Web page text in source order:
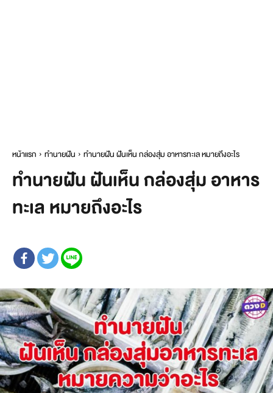
หน้าแรก ทำนายฝัน ทำนายฝัน ฝันเห็น กล่องสุ่ม อาหารทะเล หมายถึงอะไร
ทำนายฝัน ฝันเห็น กล่องสุ่ม อาหาร
ทะเล หมายถึงอะไร